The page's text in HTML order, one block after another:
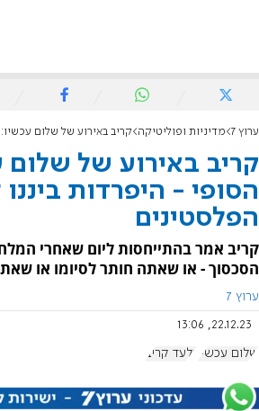
ערוץ 7 מדיניות ופוליטיקה קריב באירוע של שלום עכשיו: היעד הסופי -
קריב באירוע של שלום
הסופי - היפרדות ביננו
הפלסטינים
קריב אמר בהתייחסות ליום שאחרי
הסכסוך - או שאתה חותר לסיומו או
ערוץ 7
22.12.23, 13:06
שלום עכשיו גלעד קריב